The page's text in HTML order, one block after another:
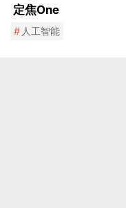
定焦One
# 人工智能